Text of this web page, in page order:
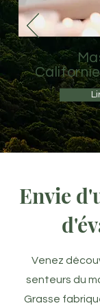
Envie
Venez
senteurs du
Grasse